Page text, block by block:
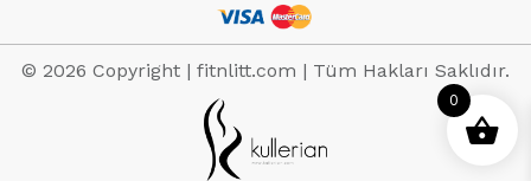
© 2026 Copyright | fitnlitt.com | Tüm Hakları Saklıdır.
0